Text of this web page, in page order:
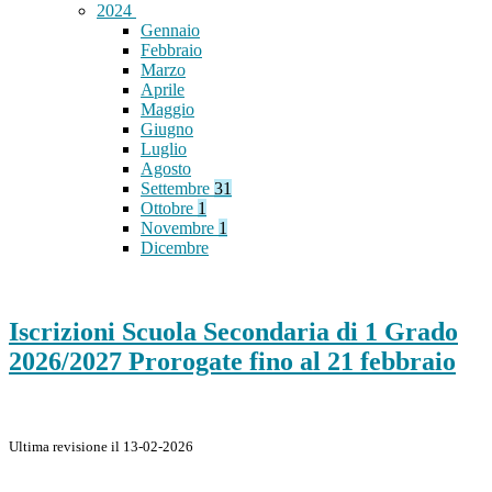
2024
Gennaio
Febbraio
Marzo
Aprile
Maggio
Giugno
Luglio
Agosto
Settembre 31
Ottobre 1
Novembre 1
Dicembre
Iscrizioni Scuola Secondaria di 1 Grado
2026/2027 Prorogate fino al 21 febbraio
Ultima revisione il 13-02-2026